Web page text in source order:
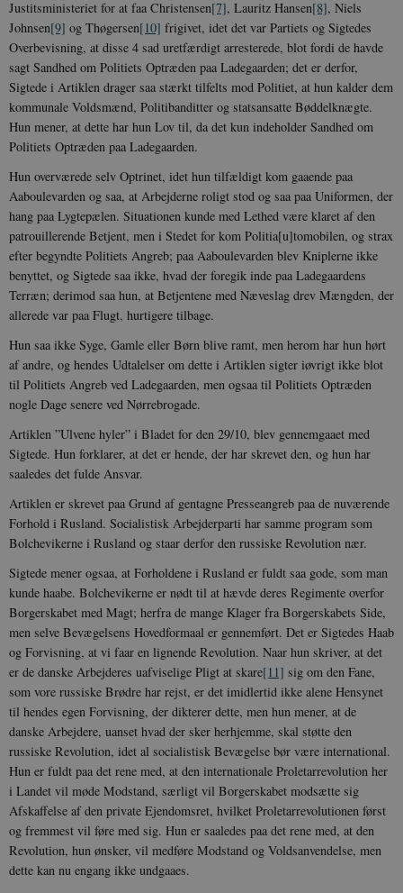
Justitsministeriet for at faa Christensen[7], Lauritz Hansen[8], Niels
Johnsen[9] og Thøgersen[10] frigivet, idet det var Partiets og Sigtedes
Overbevisning, at disse 4 sad uretfærdigt arresterede, blot fordi de havde
sagt Sandhed om Politiets Optræden paa Ladegaarden; det er derfor,
Sigtede i Artiklen drager saa stærkt tilfelts mod Politiet, at hun kalder dem
kommunale Voldsmænd, Politibanditter og statsansatte Bøddelknægte.
Hun mener, at dette har hun Lov til, da det kun indeholder Sandhed om
Politiets Optræden paa Ladegaarden.
Hun overværede selv Optrinet, idet hun tilfældigt kom gaaende paa
Aaboulevarden og saa, at Arbejderne roligt stod og saa paa Uniformen, der
hang paa Lygtepælen. Situationen kunde med Lethed være klaret af den
patrouillerende Betjent, men i Stedet for kom Politia[u]tomobilen, og strax
efter begyndte Politiets Angreb; paa Aaboulevarden blev Kniplerne ikke
benyttet, og Sigtede saa ikke, hvad der foregik inde paa Ladegaardens
Terræn; derimod saa hun, at Betjentene med Næveslag drev Mængden, der
allerede var paa Flugt, hurtigere tilbage.
Hun saa ikke Syge, Gamle eller Børn blive ramt, men herom har hun hørt
af andre, og hendes Udtalelser om dette i Artiklen sigter iøvrigt ikke blot
til Politiets Angreb ved Ladegaarden, men ogsaa til Politiets Optræden
nogle Dage senere ved Nørrebrogade.
Artiklen ”Ulvene hyler” i Bladet for den 29/10, blev gennemgaaet med
Sigtede. Hun forklarer, at det er hende, der har skrevet den, og hun har
saaledes det fulde Ansvar.
Artiklen er skrevet paa Grund af gentagne Presseangreb paa de nuværende
Forhold i Rusland. Socialistisk Arbejderparti har samme program som
Bolchevikerne i Rusland og staar derfor den russiske Revolution nær.
Sigtede mener ogsaa, at Forholdene i Rusland er fuldt saa gode, som man
kunde haabe. Bolchevikerne er nødt til at hævde deres Regimente overfor
Borgerskabet med Magt; herfra de mange Klager fra Borgerskabets Side,
men selve Bevægelsens Hovedformaal er gennemført. Det er Sigtedes Haab
og Forvisning, at vi faar en lignende Revolution. Naar hun skriver, at det
er de danske Arbejderes uafviselige Pligt at skare[11] sig om den Fane,
som vore russiske Brødre har rejst, er det imidlertid ikke alene Hensynet
til hendes egen Forvisning, der dikterer dette, men hun mener, at de
danske Arbejdere, uanset hvad der sker herhjemme, skal støtte den
russiske Revolution, idet al socialistisk Bevægelse bør være international.
Hun er fuldt paa det rene med, at den internationale Proletarrevolution her
i Landet vil møde Modstand, særligt vil Borgerskabet modsætte sig
Afskaffelse af den private Ejendomsret, hvilket Proletarrevolutionen først
og fremmest vil føre med sig. Hun er saaledes paa det rene med, at den
Revolution, hun ønsker, vil medføre Modstand og Voldsanvendelse, men
dette kan nu engang ikke undgaaes.